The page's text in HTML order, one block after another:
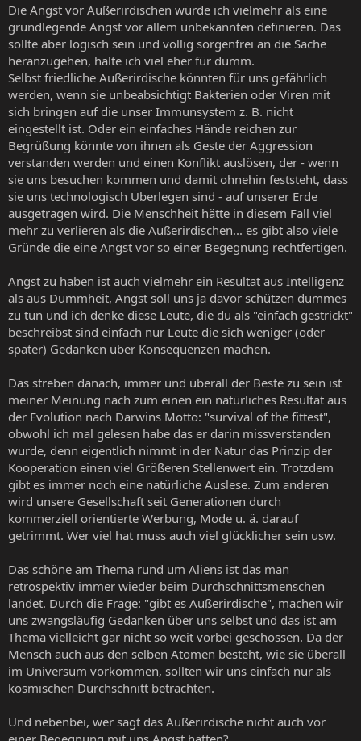
Die Angst vor Außerirdischen würde ich vielmehr als eine
grundlegende Angst vor allem unbekannten definieren. Das
sollte aber logisch sein und völlig sorgenfrei an die Sache
heranzugehen, halte ich viel eher für dumm.
Selbst friedliche Außerirdische könnten für uns gefährlich
werden, wenn sie unbeabsichtigt Bakterien oder Viren mit
sich bringen auf die unser Immunsystem z. B. nicht
eingestellt ist. Oder ein einfaches Hände reichen zur
Begrüßung könnte von ihnen als Geste der Aggression
verstanden werden und einen Konflikt auslösen, der - wenn
sie uns besuchen kommen und damit ohnehin feststeht, dass
sie uns technologisch Überlegen sind - auf unserer Erde
ausgetragen wird. Die Menschheit hätte in diesem Fall viel
mehr zu verlieren als die Außerirdischen... es gibt also viele
Gründe die eine Angst vor so einer Begegnung rechtfertigen.
Angst zu haben ist auch vielmehr ein Resultat aus Intelligenz
als aus Dummheit, Angst soll uns ja davor schützen dummes
zu tun und ich denke diese Leute, die du als "einfach gestrickt"
beschreibst sind einfach nur Leute die sich weniger (oder
später) Gedanken über Konsequenzen machen.
Das streben danach, immer und überall der Beste zu sein ist
meiner Meinung nach zum einen ein natürliches Resultat aus
der Evolution nach Darwins Motto: "survival of the fittest",
obwohl ich mal gelesen habe das er darin missverstanden
wurde, denn eigentlich nimmt in der Natur das Prinzip der
Kooperation einen viel Größeren Stellenwert ein. Trotzdem
gibt es immer noch eine natürliche Auslese. Zum anderen
wird unsere Gesellschaft seit Generationen durch
kommerziell orientierte Werbung, Mode u. ä. darauf
getrimmt. Wer viel hat muss auch viel glücklicher sein usw.
Das schöne am Thema rund um Aliens ist das man
retrospektiv immer wieder beim Durchschnittsmenschen
landet. Durch die Frage: "gibt es Außerirdische", machen wir
uns zwangsläufig Gedanken über uns selbst und das ist am
Thema vielleicht gar nicht so weit vorbei geschossen. Da der
Mensch auch aus den selben Atomen besteht, wie sie überall
im Universum vorkommen, sollten wir uns einfach nur als
kosmischen Durchschnitt betrachten.
Und nebenbei, wer sagt das Außerirdische nicht auch vor